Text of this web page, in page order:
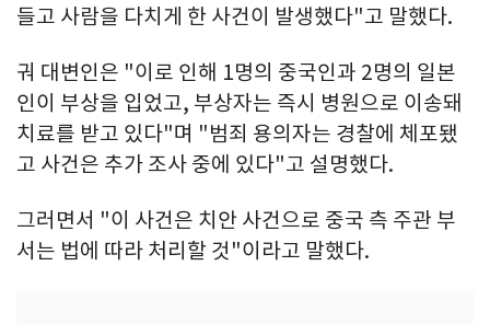
들고 사람을 다치게 한 사건이 발생했다"고 말했다.
궈 대변인은 "이로 인해 1명의 중국인과 2명의 일본
인이 부상을 입었고, 부상자는 즉시 병원으로 이송돼
치료를 받고 있다"며 "범죄 용의자는 경찰에 체포됐
고 사건은 추가 조사 중에 있다"고 설명했다.
그러면서 "이 사건은 치안 사건으로 중국 측 주관 부
서는 법에 따라 처리할 것"이라고 말했다.